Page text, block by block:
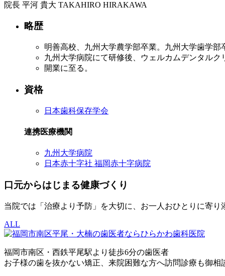
院長 平河 貴大 TAKAHIRO HIRAKAWA
略歴
明善高校、九州大学農学部卒業。九州大学歯学部
九州大学病院にて研修後、ウェルカムデンタルク
開業に至る。
資格
日本歯科保存学会
連携医療機関
九州大学病院
日本赤十字社 福岡赤十字病院
口元からはじまる健康づくり
当院では「治療より予防」を大切に、お一人おひとりに寄
ALL
福岡市南区・西鉄平尾駅より徒歩6分の歯医者
お子様の歯を抜かない矯正、来院困難な方へ訪問診療も御相